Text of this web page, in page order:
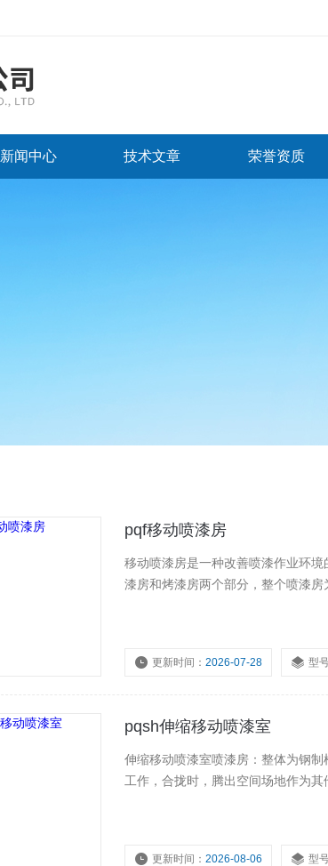
新闻中心 技术文章 荣誉资质
pqf移动喷漆房
移动喷漆房是一种改善喷漆作业环
漆房和烤漆房两个部分，整个喷漆房
更新时间：2026-07-28 型
pqsh伸缩移动喷漆室
伸缩移动喷漆室喷漆房：整体为钢
工作，合拢时，腾出空间场地作为
更新时间：2026-08-06 型